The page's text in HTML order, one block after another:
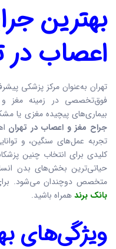
بهترین
اعصاب در
تهران به‌عنوان مرکز پزشکی
فوق‌تخصصی در زمینه مغز
بیماری‌های پیچیده مغزی یا
جراح مغز و اعصاب در تهران
تجربه عمل‌های سنگین، و
کلیدی برای انتخاب چنین
حیاتی‌ترین بخش‌های بدن
متخصص دوچندان می‌شود.
بانک برندهمراه باشید.
ویژگی‌های